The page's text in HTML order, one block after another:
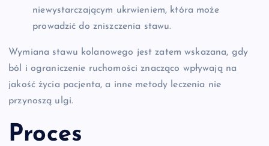
niewystarczającym ukrwieniem, która może
prowadzić do zniszczenia stawu.
Wymiana stawu kolanowego jest zatem wskazana, gdy
ból i ograniczenie ruchomości znacząco wpływają na
jakość życia pacjenta, a inne metody leczenia nie
przynoszą ulgi.
Proces